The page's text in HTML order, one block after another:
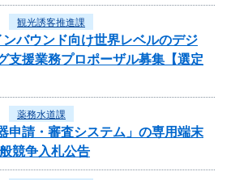
観光誘客推進課
バウンド向け世界レベルのデジ
支援業務プロポーザル募集【選定
薬務水道課
申請・審査システム」の専用端末
競争入札公告